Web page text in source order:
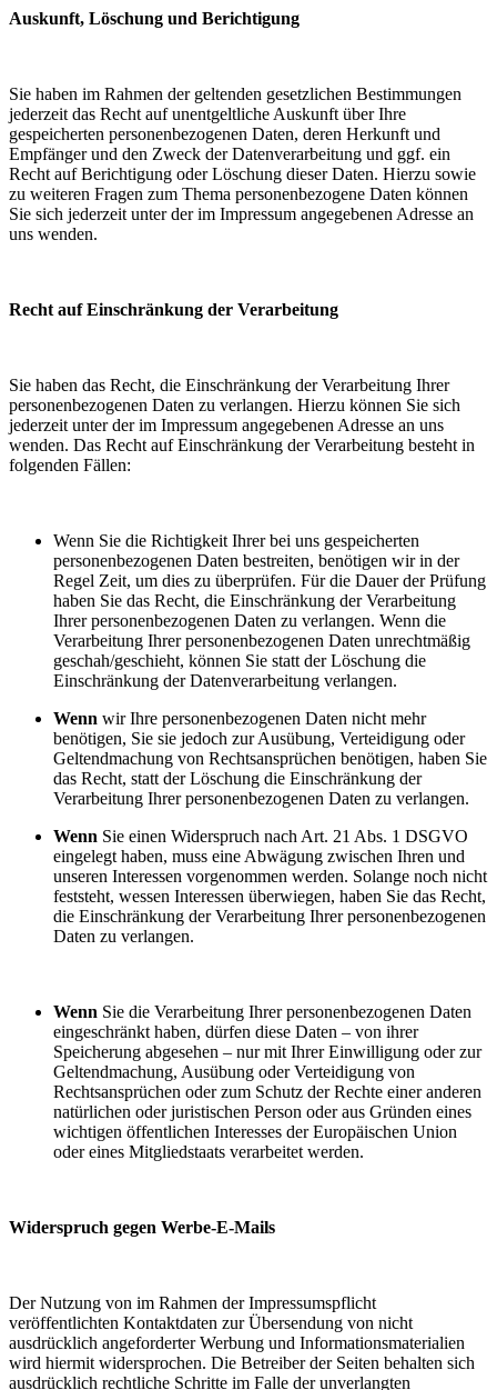
Auskunft, Löschung und Berichtigung
Sie haben im Rahmen der geltenden gesetzlichen Bestimmungen
jederzeit das Recht auf unentgeltliche Auskunft über Ihre
gespeicherten personenbezogenen Daten, deren Herkunft und
Empfänger und den Zweck der Datenverarbeitung und ggf. ein
Recht auf Berichtigung oder Löschung dieser Daten. Hierzu sowie
zu weiteren Fragen zum Thema personenbezogene Daten können
Sie sich jederzeit unter der im Impressum angegebenen Adresse an
uns wenden.
Recht auf Einschränkung der Verarbeitung
Sie haben das Recht, die Einschränkung der Verarbeitung Ihrer
personenbezogenen Daten zu verlangen. Hierzu können Sie sich
jederzeit unter der im Impressum angegebenen Adresse an uns
wenden. Das Recht auf Einschränkung der Verarbeitung besteht in
folgenden Fällen:
Wenn Sie die Richtigkeit Ihrer bei uns gespeicherten
personenbezogenen Daten bestreiten, benötigen wir in der
Regel Zeit, um dies zu überprüfen. Für die Dauer der Prüfung
haben Sie das Recht, die Einschränkung der Verarbeitung
Ihrer personenbezogenen Daten zu verlangen. Wenn die
Verarbeitung Ihrer personenbezogenen Daten unrechtmäßig
geschah/geschieht, können Sie statt der Löschung die
Einschränkung der Datenverarbeitung verlangen.
Wenn wir Ihre personenbezogenen Daten nicht mehr
benötigen, Sie sie jedoch zur Ausübung, Verteidigung oder
Geltendmachung von Rechtsansprüchen benötigen, haben Sie
das Recht, statt der Löschung die Einschränkung der
Verarbeitung Ihrer personenbezogenen Daten zu verlangen.
Wenn Sie einen Widerspruch nach Art. 21 Abs. 1 DSGVO
eingelegt haben, muss eine Abwägung zwischen Ihren und
unseren Interessen vorgenommen werden. Solange noch nicht
feststeht, wessen Interessen überwiegen, haben Sie das Recht,
die Einschränkung der Verarbeitung Ihrer personenbezogenen
Daten zu verlangen.
Wenn Sie die Verarbeitung Ihrer personenbezogenen Daten
eingeschränkt haben, dürfen diese Daten – von ihrer
Speicherung abgesehen – nur mit Ihrer Einwilligung oder zur
Geltendmachung, Ausübung oder Verteidigung von
Rechtsansprüchen oder zum Schutz der Rechte einer anderen
natürlichen oder juristischen Person oder aus Gründen eines
wichtigen öffentlichen Interesses der Europäischen Union
oder eines Mitgliedstaats verarbeitet werden.
Widerspruch gegen Werbe-E-Mails
Der Nutzung von im Rahmen der Impressumspflicht
veröffentlichten Kontaktdaten zur Übersendung von nicht
ausdrücklich angeforderter Werbung und Informationsmaterialien
wird hiermit widersprochen. Die Betreiber der Seiten behalten sich
ausdrücklich rechtliche Schritte im Falle der unverlangten